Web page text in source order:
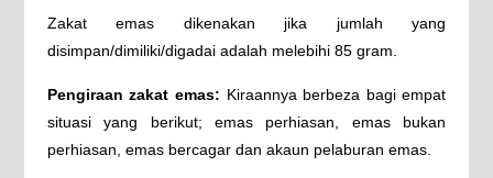
Zakat emas dikenakan jika jumlah yang
disimpan/dimiliki/digadai adalah melebihi 85 gram.
Pengiraan zakat emas: Kiraannya berbeza bagi empat
situasi yang berikut; emas perhiasan, emas bukan
perhiasan, emas bercagar dan akaun pelaburan emas.